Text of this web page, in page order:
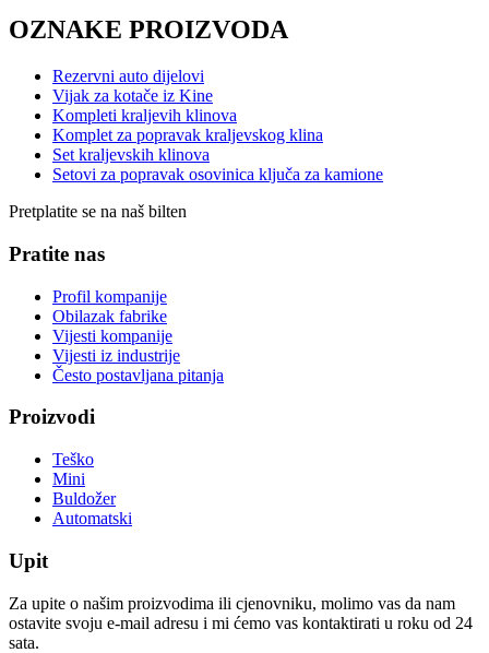
OZNAKE PROIZVODA
Rezervni auto dijelovi
Vijak za kotače iz Kine
Kompleti kraljevih klinova
Komplet za popravak kraljevskog klina
Set kraljevskih klinova
Setovi za popravak osovinica ključa za kamione
Pretplatite se na naš bilten
Pratite nas
Profil kompanije
Obilazak fabrike
Vijesti kompanije
Vijesti iz industrije
Često postavljana pitanja
Proizvodi
Teško
Mini
Buldožer
Automatski
Upit
Za upite o našim proizvodima ili cjenovniku, molimo vas da nam
ostavite svoju e-mail adresu i mi ćemo vas kontaktirati u roku od 24
sata.